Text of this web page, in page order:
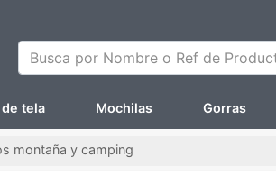
Busca por Nombre o Ref de Producto
de tela Mochilas Gorras
montaña y camping